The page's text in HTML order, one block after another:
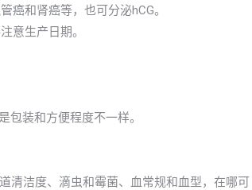
癌和肾癌等，也可分泌hCG。
意生产日期。
装和方便程度不一样。
清洁度、滴虫和霉菌、血常规和血型，在哪可